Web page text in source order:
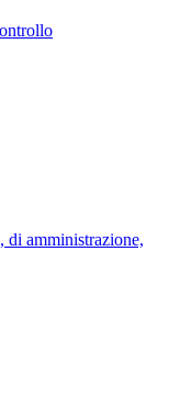
amministrazione,